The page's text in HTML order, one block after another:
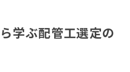
学ぶ配管工選定の